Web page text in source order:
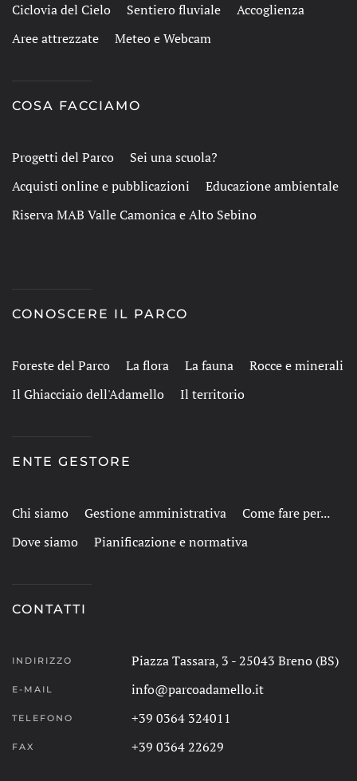
Ciclovia del Cielo
Sentiero fluviale
Accoglienza
Aree attrezzate
Meteo e Webcam
COSA FACCIAMO
Progetti del Parco
Sei una scuola?
Acquisti online e pubblicazioni
Educazione ambientale
Riserva MAB Valle Camonica e Alto Sebino
CONOSCERE IL PARCO
Foreste del Parco La flora La fauna
Rocce e minerali
Il Ghiacciaio dell'Adamello
Il territorio
ENTE GESTORE
Chi siamo Gestione amministrativa
Come fare per...
Dove siamo
Pianificazione e normativa
CONTATTI
INDIRIZZO Piazza Tassara, 3 - 25043 Breno (BS)
E-MAIL info@parcoadamello.it
TELEFONO +39 0364 324011
FAX +39 0364 22629